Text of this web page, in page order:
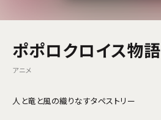
ポポロクロイス物語
アニメ
人と竜と風の織りなすタペストリー